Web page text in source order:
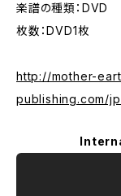
楽譜の種類：DVD
枚数：DVD1枚
http://mother-
publishing.com/